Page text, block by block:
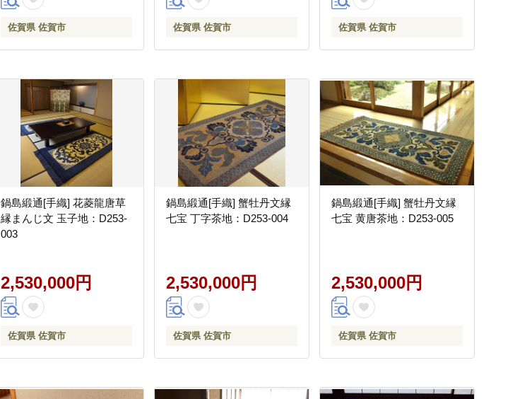
佐賀県 佐賀市 佐賀県 佐賀市 佐賀県 佐賀市
鍋島緞通[手織] 花菱龍唐草
縁まんじ文 玉子地：D253-
003
2,530,000円
佐賀県 佐賀市
鍋島緞通[手織] 蟹牡丹文縁
七宝 丁字茶地：D253-004
2,530,000円
佐賀県 佐賀市
鍋島緞通[手織] 蟹牡丹文縁
七宝 黄唐茶地：D253-005
2,530,000円
佐賀県 佐賀市